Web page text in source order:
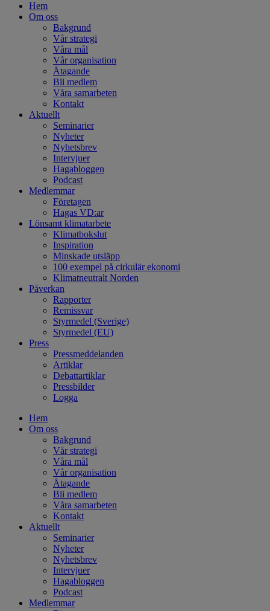
Hem
Om oss
Bakgrund
Vår strategi
Våra mål
Vår organisation
Åtagande
Bli medlem
Våra samarbeten
Kontakt
Aktuellt
Seminarier
Nyheter
Nyhetsbrev
Intervjuer
Hagabloggen
Podcast
Medlemmar
Företagen
Hagas VD:ar
Lönsamt klimatarbete
Klimatbokslut
Inspiration
Minskade utsläpp
100 exempel på cirkulär ekonomi
Klimatneutralt Norden
Påverkan
Rapporter
Remissvar
Styrmedel (Sverige)
Styrmedel (EU)
Press
Pressmeddelanden
Artiklar
Debattartiklar
Pressbilder
Logga
Hem
Om oss
Bakgrund
Vår strategi
Våra mål
Vår organisation
Åtagande
Bli medlem
Våra samarbeten
Kontakt
Aktuellt
Seminarier
Nyheter
Nyhetsbrev
Intervjuer
Hagabloggen
Podcast
Medlemmar